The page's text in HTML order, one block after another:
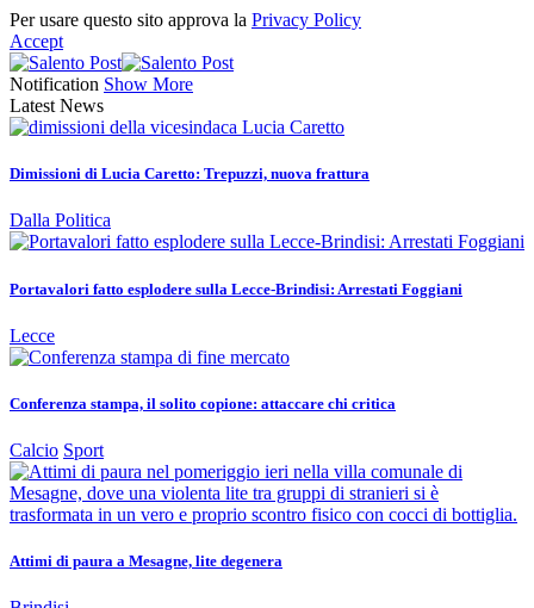
Per usare questo sito approva la Privacy Policy
Accept
Notification Show More
Latest News
Dimissioni di Lucia Caretto: Trepuzzi, nuova frattura
Dalla Politica
Portavalori fatto esplodere sulla Lecce-Brindisi: Arrestati Foggiani
Lecce
Conferenza stampa, il solito copione: attaccare chi critica
Calcio Sport
Attimi di paura a Mesagne, lite degenera